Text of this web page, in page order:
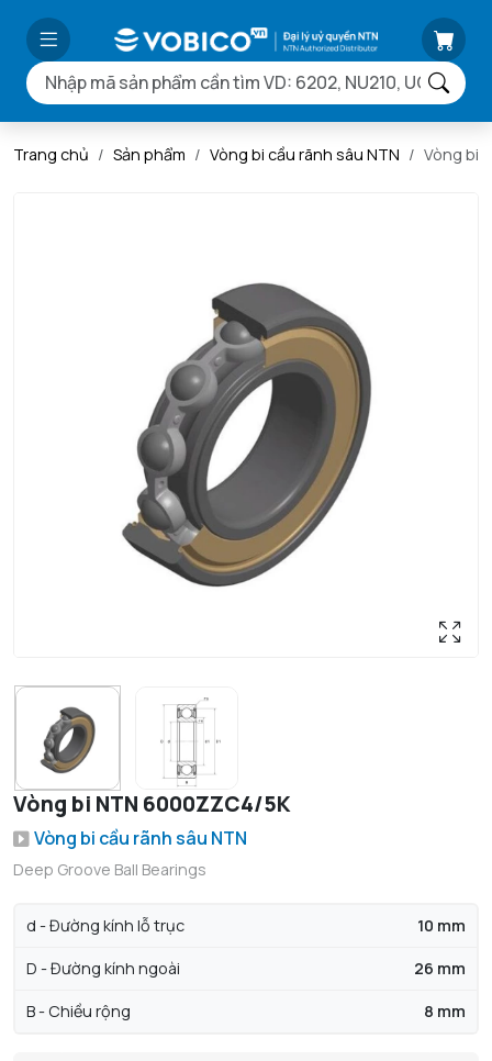
Trang chủ Sản phẩm Vòng bi cầu rãnh sâu NTN Vòng bi
Vòng bi NTN 6000ZZC4/5K
Vòng bi cầu rãnh sâu NTN
Deep Groove Ball Bearings
d - Đường kính lỗ trục 10 mm
D - Đường kính ngoài 26 mm
B - Chiều rộng 8 mm